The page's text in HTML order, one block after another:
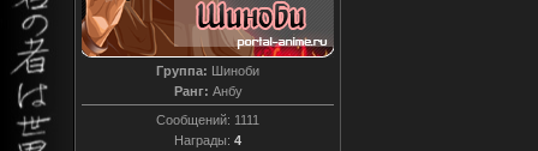
Группа: Шиноби
Ранг: Анбу
Сообщений: 1111
Награды: 4